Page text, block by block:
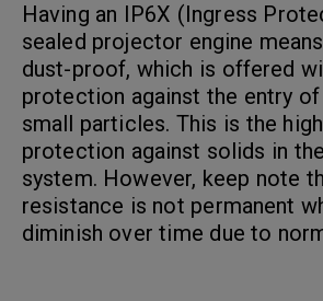
Having an IP6X (Ingress
sealed projector engine
dust-proof, which is offered
protection against the entry
small particles. This is the
protection against solids in
system. However, keep note
resistance is not permanent
diminish over time due to